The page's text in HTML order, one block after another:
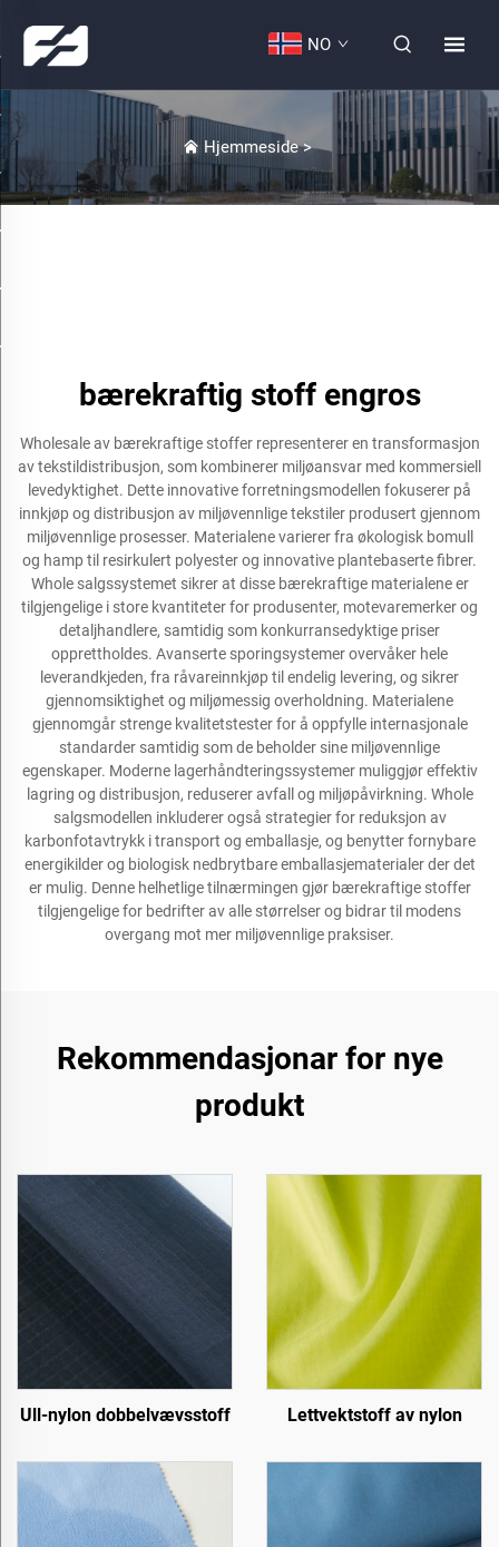
NO
Hjemmeside>
bærekraftig stoff engros
Wholesale av bærekraftige stoffer representerer en transformasjon
av tekstildistribusjon, som kombinerer miljøansvar med kommersiell
levedyktighet. Dette innovative forretningsmodellen fokuserer på
innkjøp og distribusjon av miljøvennlige tekstiler produsert gjennom
miljøvennlige prosesser. Materialene varierer fra økologisk bomull
og hamp til resirkulert polyester og innovative plantebaserte fibrer.
Whole salgssystemet sikrer at disse bærekraftige materialene er
tilgjengelige i store kvantiteter for produsenter, motevaremerker og
detaljhandlere, samtidig som konkurransedyktige priser
opprettholdes. Avanserte sporingsystemer overvåker hele
leverandkjeden, fra råvareinnkjøp til endelig levering, og sikrer
gjennomsiktighet og miljømessig overholdning. Materialene
gjennomgår strenge kvalitetstester for å oppfylle internasjonale
standarder samtidig som de beholder sine miljøvennlige
egenskaper. Moderne lagerhåndteringssystemer muliggjør effektiv
lagring og distribusjon, reduserer avfall og miljøpåvirkning. Whole
salgsmodellen inkluderer også strategier for reduksjon av
karbonfotavtrykk i transport og emballasje, og benytter fornybare
energikilder og biologisk nedbrytbare emballasjematerialer der det
er mulig. Denne helhetlige tilnærmingen gjør bærekraftige stoffer
tilgjengelige for bedrifter av alle størrelser og bidrar til modens
overgang mot mer miljøvennlige praksiser.
Rekommendasjonar for nye
produkt
Ull-nylon dobbelvævsstoff Lettvektstoff av nylon